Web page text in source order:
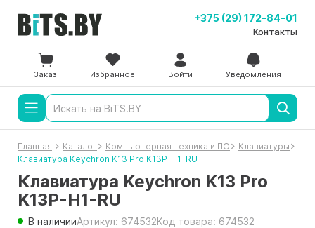
+375 (29) 172-84-01
Контакты
Заказ Избранное Войти Уведомления
Главная Каталог Компьютерная техника и ПО
Клавиатуры
Клавиатура Keychron K13 Pro K13P-H1-RU
Клавиатура Keychron K13 Pro
K13P-H1-RU
В наличииАртикул: 674532Код товара: 674532